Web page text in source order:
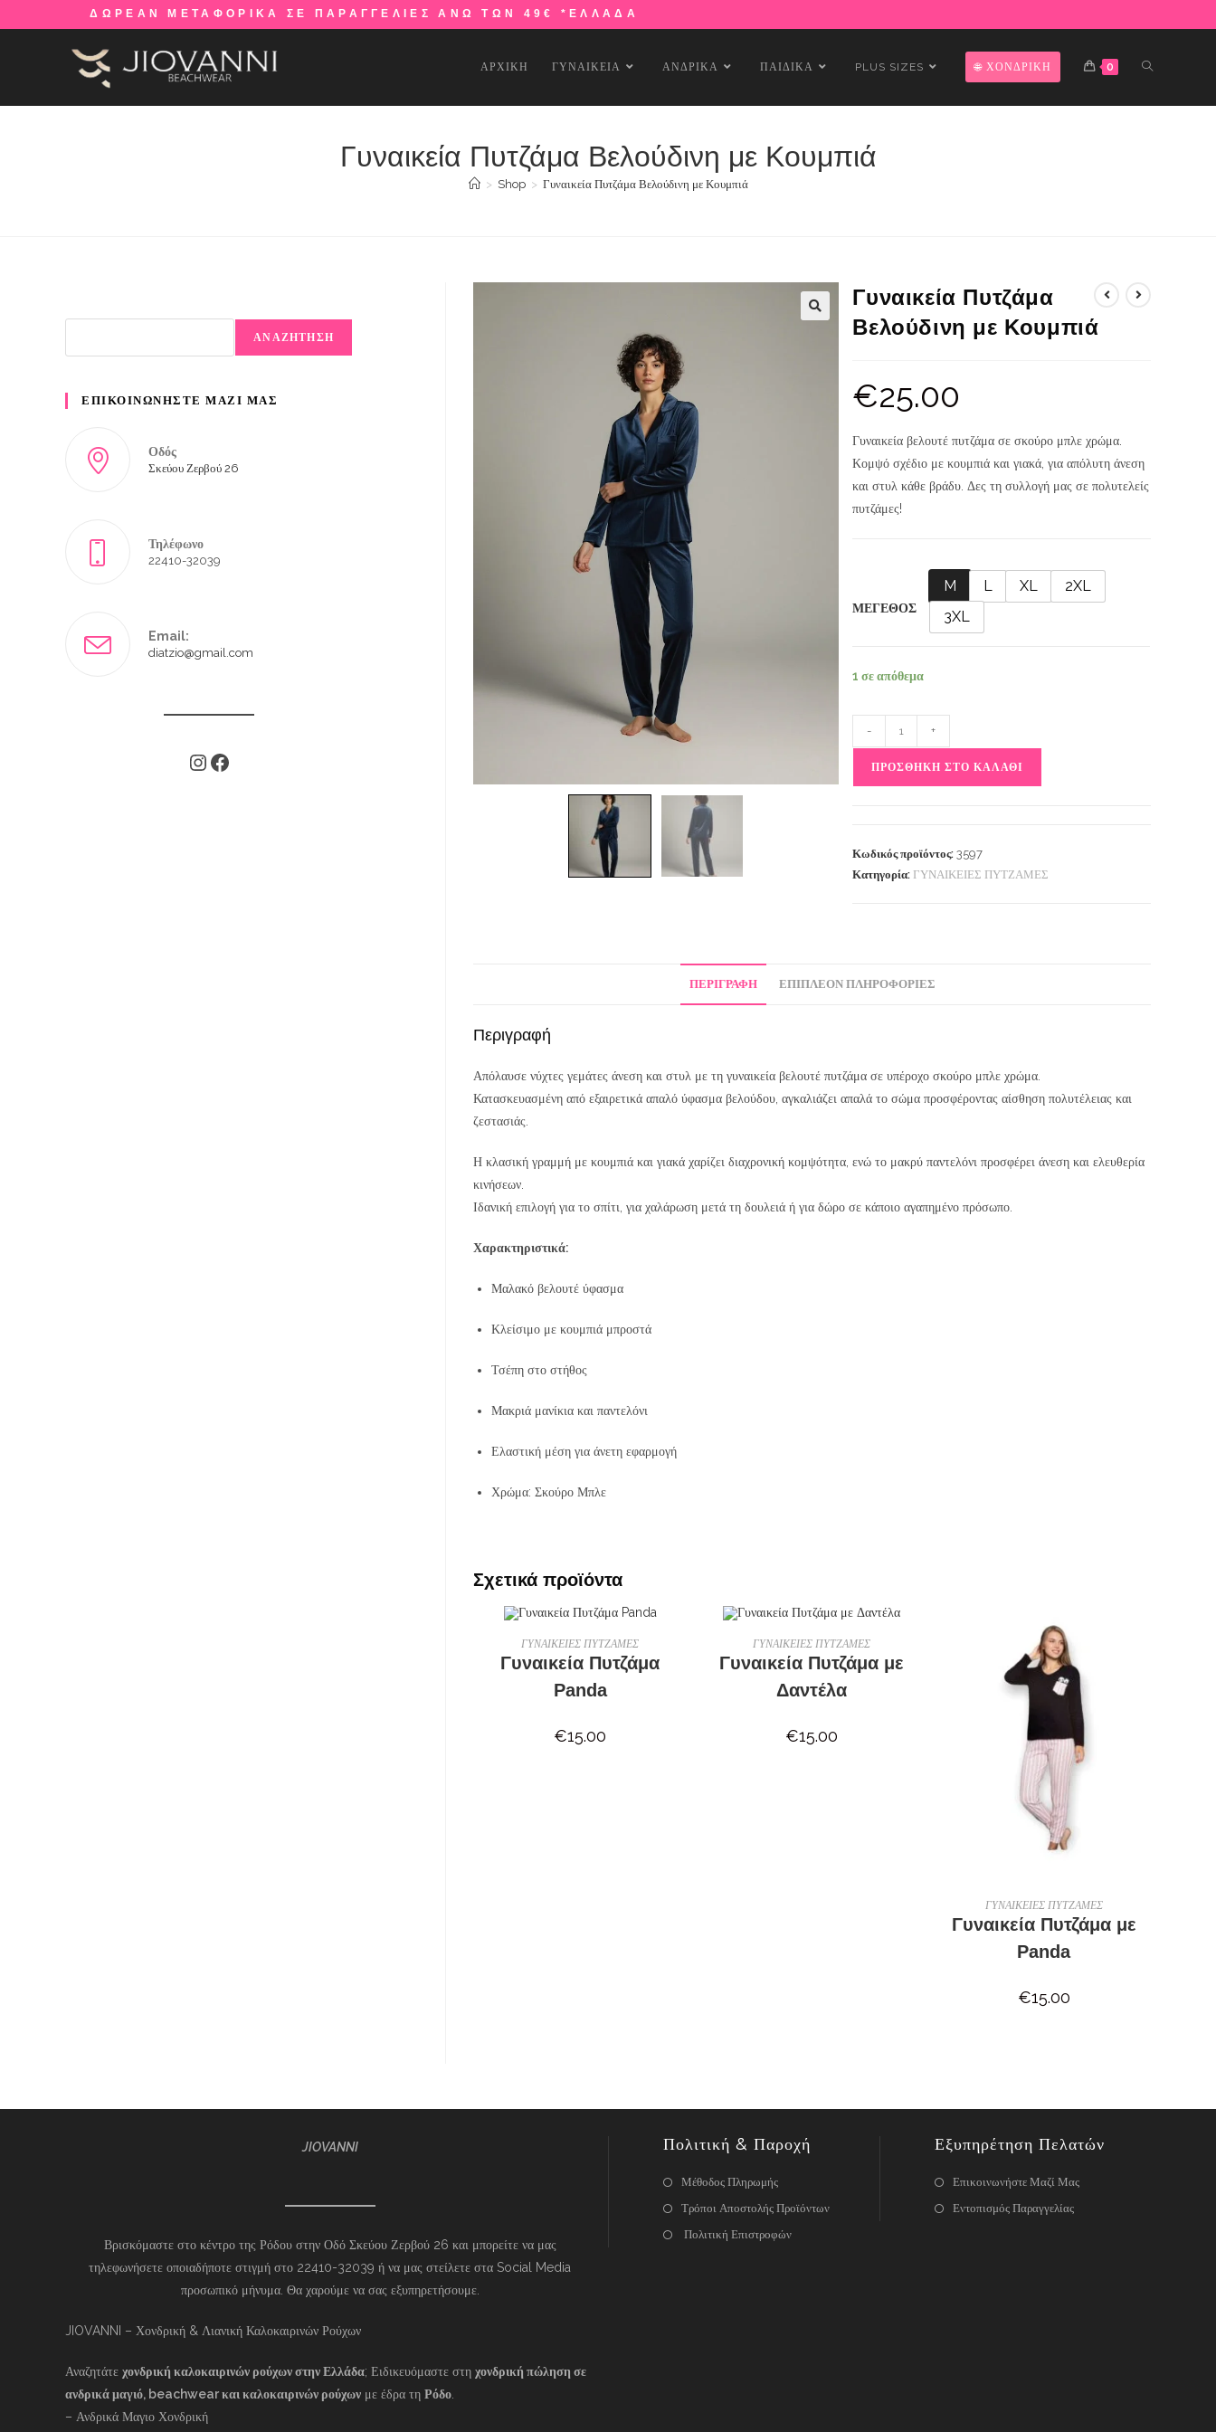
ΔΩΡΕΑΝ ΜΕΤΑΦΟΡΙΚΑ ΣΕ ΠΑΡΑΓΓΕΛΙΕΣ ΑΝΩ ΤΩΝ 49€ *ΕΛΛΑΔΑ
ΑΡΧΙΚΗ ΓΥΝΑΙΚΕΙΑ ΑΝΔΡΙΚΑ ΠΑΙΔΙΚΑ PLUS SIZES ΧΟΝΔΡΙΚΗ 0
Γυναικεία Πυτζάμα Βελούδινη με Κουμπιά
> Shop > Γυναικεία Πυτζάμα Βελούδινη με Κουμπιά
Γυναικεία Πυτζάμα
Βελούδινη με Κουμπιά
€25.00
Γυναικεία βελουτέ πυτζάμα σε σκούρο μπλε χρώμα.
Κομψό σχέδιο με κουμπιά και γιακά, για απόλυτη άνεση
και στυλ κάθε βράδυ. Δες τη συλλογή μας σε πολυτελείς
πυτζάμες!
ΜΕΓΕΘΟΣ
M L XL
2XL
3XL
1 σε απόθεμα
- +
ΠΡΟΣΘΉΚΗ ΣΤΟ ΚΑΛΆΘΙ
Κωδικός προϊόντος:3597
Κατηγορία: ΓΥΝΑΙΚΕΙΕΣ ΠΥΤΖΑΜΕΣ
ΠΕΡΙΓΡΑΦΉ ΕΠΙΠΛΈΟΝ ΠΛΗΡΟΦΟΡΊΕΣ
Περιγραφή
Απόλαυσε νύχτες γεμάτες άνεση και στυλ με τη γυναικεία βελουτέ πυτζάμα σε υπέροχο σκούρο μπλε χρώμα.
Κατασκευασμένη από εξαιρετικά απαλό ύφασμα βελούδου, αγκαλιάζει απαλά το σώμα προσφέροντας αίσθηση πολυτέλειας και
ζεστασιάς.
Η κλασική γραμμή με κουμπιά και γιακά χαρίζει διαχρονική κομψότητα, ενώ το μακρύ παντελόνι προσφέρει άνεση και ελευθερία
κινήσεων.
Ιδανική επιλογή για το σπίτι, για χαλάρωση μετά τη δουλειά ή για δώρο σε κάποιο αγαπημένο πρόσωπο.
Χαρακτηριστικά:
Μαλακό βελουτέ ύφασμα
Κλείσιμο με κουμπιά μπροστά
Τσέπη στο στήθος
Μακριά μανίκια και παντελόνι
Ελαστική μέση για άνετη εφαρμογή
Χρώμα: Σκούρο Μπλε
Σχετικά προϊόντα
ΕΠΙΛΟΓΉ
ΓΥΝΑΙΚΕΙΕΣ ΠΥΤΖΑΜΕΣ
Γυναικεία Πυτζάμα
Panda
€15.00
OUT OF STOCKΕΠΙΛΟΓΉ
ΓΥΝΑΙΚΕΙΕΣ ΠΥΤΖΑΜΕΣ
Γυναικεία Πυτζάμα με
Δαντέλα
€15.00
ΕΠΙΛΟΓΉ
ΓΥΝΑΙΚΕΙΕΣ ΠΥΤΖΑΜΕΣ
Γυναικεία Πυτζάμα με
Panda
€15.00
ΑΝΑΖΗΤΗΣΗ
ΕΠΙΚΟΙΝΩΝΗΣΤΕ ΜΑΖΙ ΜΑΣ
Οδός
Σκεύου Ζερβού 26
Τηλέφωνο
22410-32039
Email:
diatzio@gmail.com
JIOVANNI
Βρισκόμαστε στο κέντρο της Ρόδου στην Οδό Σκεύου Ζερβού 26 και μπορείτε να μας
τηλεφωνήσετε οποιαδήποτε στιγμή στο 22410-32039 ή να μας στείλετε στα Social Media
προσωπικό μήνυμα. Θα χαρούμε να σας εξυπηρετήσουμε.
JIOVANNI – Χονδρική & Λιανική Καλοκαιρινών Ρούχων
Αναζητάτε χονδρική καλοκαιρινών ρούχων στην Ελλάδα; Ειδικευόμαστε στη χονδρική πώληση σε
ανδρικά μαγιό, beachwear και καλοκαιρινών ρούχων με έδρα τη Ρόδο
– Ανδρικά Μαγιο Χονδρική
Πολιτική & Παροχή
Μέθοδος Πληρωμής
Τρόποι Αποστολής Προϊόντων
Πολιτική Επιστροφών
Εξυπηρέτηση Πελατών
Επικοινωνήστε Μαζί Μας
Εντοπισμός Παραγγελίας